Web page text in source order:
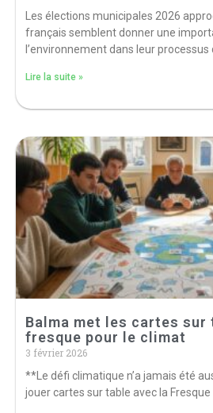
Les élections municipales 2026
français semblent donner une
l’environnement dans leur processus
Lire la suite »
Balma met les cartes sur
fresque pour le climat
3 février 2026
**Le défi climatique n’a jamais été
jouer cartes sur table avec la Fresque